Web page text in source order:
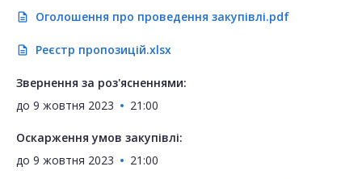
description Оголошення про проведення закупівлі.pdf
description Реєстр пропозицій.xlsx
Звернення за роз'ясненнями:
до 9 жовтня 2023 21:00
Оскарження умов закупівлі:
до 9 жовтня 2023 21:00